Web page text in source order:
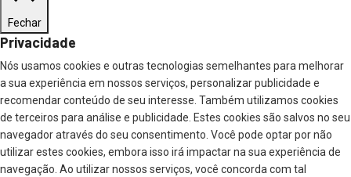
Fechar
Privacidade
Nós usamos cookies e outras tecnologias semelhantes para melhorar
a sua experiência em nossos serviços, personalizar publicidade e
recomendar conteúdo de seu interesse. Também utilizamos cookies
de terceiros para análise e publicidade. Estes cookies são salvos no seu
navegador através do seu consentimento. Você pode optar por não
utilizar estes cookies, embora isso irá impactar na sua experiência de
navegação. Ao utilizar nossos serviços, você concorda com tal